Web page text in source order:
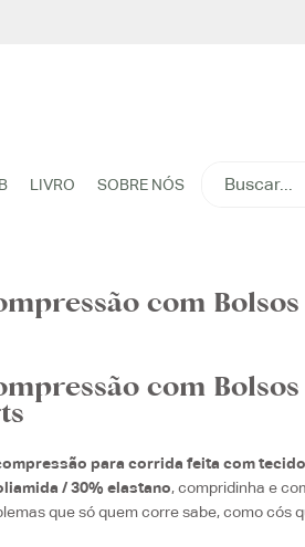
LIVRO SOBRE NÓS
com Bolsos
com Bolsos
para corrida feita com
/ 30% elastano, compridinha e
que só quem corre sabe, como cós